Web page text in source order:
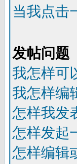
当我点击
发帖问题
我怎样可
我怎样编
怎样我发
怎样发起
怎样编辑